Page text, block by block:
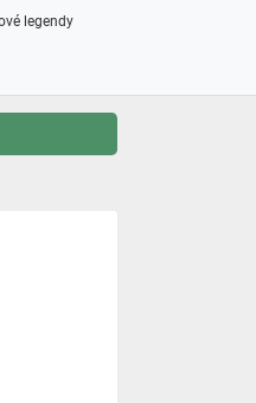
legendy